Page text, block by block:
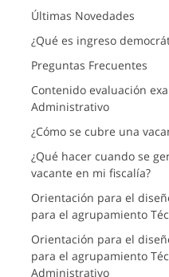
Últimas Novedades
¿Qué es ingreso
Preguntas Frecuentes
Contenido evaluación
Administrativo
¿Cómo se cubre una
¿Qué hacer cuando se
vacante en mi fiscalía?
Orientación para el
para el agrupamiento
Orientación para el
para el agrupamiento
Administrativo